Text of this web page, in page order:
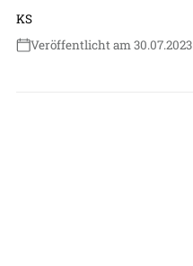
KS
Veröffentlicht am 30.07.2023